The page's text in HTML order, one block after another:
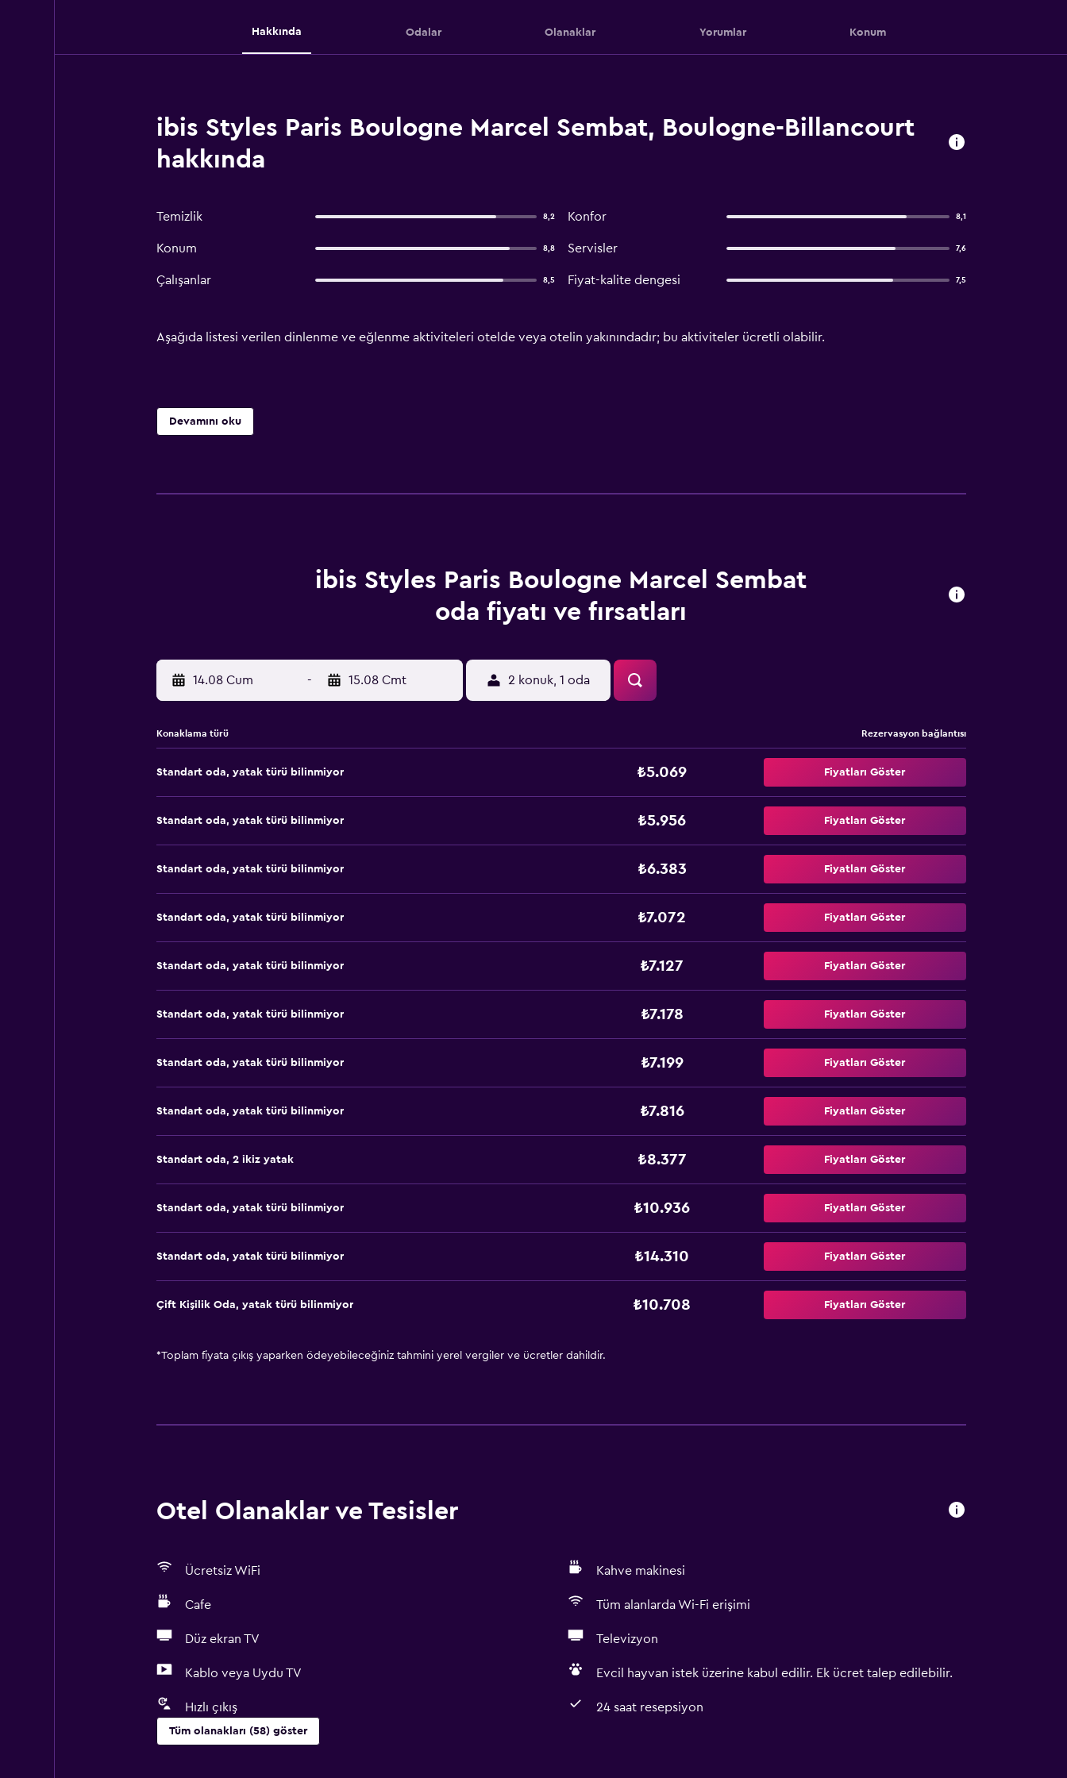
Hakkında Odalar Olanaklar Yorumlar Konum
ibis Styles Paris Boulogne Marcel Sembat, Boulogne-Billancourt
hakkında
Temizlik 8,2 Konfor 8,1
Konum 8,8 Servisler 7,6
Çalışanlar 8,5 Fiyat-kalite dengesi 7,5
Aşağıda listesi verilen dinlenme ve eğlenme aktiviteleri otelde veya otelin yakınındadır; bu aktiviteler ücretli olabilir.
Devamını oku
ibis Styles Paris Boulogne Marcel Sembat
oda fiyatı ve fırsatları
14.08 Cum - 15.08 Cmt 2 konuk, 1 oda
Konaklama türü Rezervasyon bağlantısı
Standart oda, yatak türü bilinmiyor ₺5.069 Fiyatları Göster
Standart oda, yatak türü bilinmiyor ₺5.956 Fiyatları Göster
Standart oda, yatak türü bilinmiyor ₺6.383 Fiyatları Göster
Standart oda, yatak türü bilinmiyor ₺7.072 Fiyatları Göster
Standart oda, yatak türü bilinmiyor ₺7.127 Fiyatları Göster
Standart oda, yatak türü bilinmiyor ₺7.178 Fiyatları Göster
Standart oda, yatak türü bilinmiyor ₺7.199 Fiyatları Göster
Standart oda, yatak türü bilinmiyor ₺7.816 Fiyatları Göster
Standart oda, 2 ikiz yatak ₺8.377 Fiyatları Göster
Standart oda, yatak türü bilinmiyor ₺10.936 Fiyatları Göster
Standart oda, yatak türü bilinmiyor ₺14.310 Fiyatları Göster
Çift ​Kişilik Oda, yatak türü bilinmiyor ₺10.708 Fiyatları Göster
*Toplam fiyata çıkış yaparken ödeyebileceğiniz tahmini yerel vergiler ve ücretler dahildir.
Otel Olanaklar ve Tesisler
Ücretsiz WiFi Kahve makinesi
Cafe Tüm alanlarda Wi-Fi erişimi
Düz ekran TV Televizyon
Kablo veya Uydu TV Evcil hayvan istek üzerine kabul edilir. Ek ücret talep edilebilir.
Hızlı çıkış 24 saat resepsiyon
Tüm olanakları (58) göster